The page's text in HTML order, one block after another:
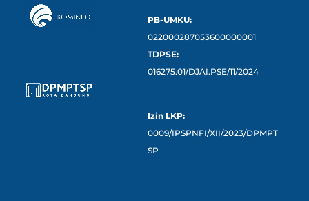
PB-UMKU:
022000287053600000001
TDPSE:
016275.01/DJAI.PSE/11/2024
Izin LKP:
0009/IPSPNFI/XII/2023/DPMPT
SP